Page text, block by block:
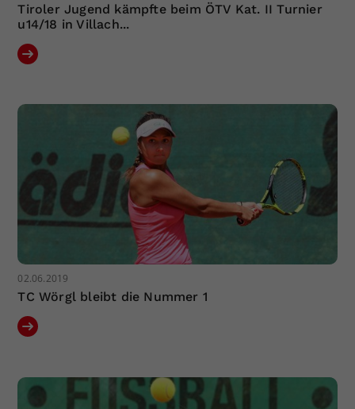
Tiroler Jugend kämpfte beim ÖTV Kat. II Turnier
u14/18 in Villach...
02.06.2019
TC Wörgl bleibt die Nummer 1